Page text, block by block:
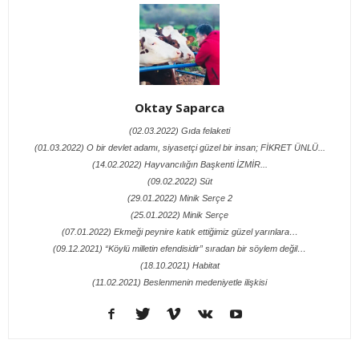
Oktay Saparca
(02.03.2022) Gıda felaketi
(01.03.2022) O bir devlet adamı, siyasetçi güzel bir insan; FİKRET ÜNLÜ...
(14.02.2022) Hayvancılığın Başkenti İZMİR...
(09.02.2022) Süt
(29.01.2022) Minik Serçe 2
(25.01.2022) Minik Serçe
(07.01.2022) Ekmeği peynire katık ettiğimiz güzel yarınlara…
(09.12.2021) “Köylü milletin efendisidir” sıradan bir söylem değil…
(18.10.2021) Habitat
(11.02.2021) Beslenmenin medeniyetle ilişkisi